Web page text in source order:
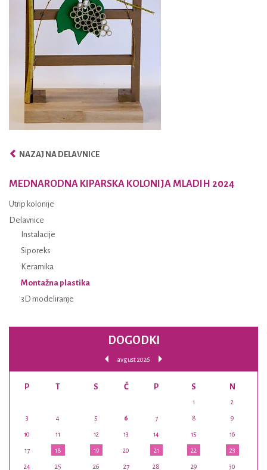
NAZAJ NA DELAVNICE
MEDNARODNA KIPARSKA KOLONIJA MLADIH 2024
Utrip kolonije
Delavnice
Instalacije
Siporeks
Keramika
Montažna plastika
3D modeliranje
DOGODKI
avgust 2026
P T S Č P S N
1 2
3 4 5 6 7 8 9
10 11 12 13 14 15 16
17 18 19 20 21 22 23
24 25 26 27 28 29 30